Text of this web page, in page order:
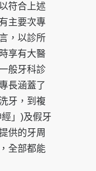
符合上述
主要次專
，以診所
享有大醫
般牙科診
長涵蓋了
牙，到複
」)及假牙
供的牙周
全部都能